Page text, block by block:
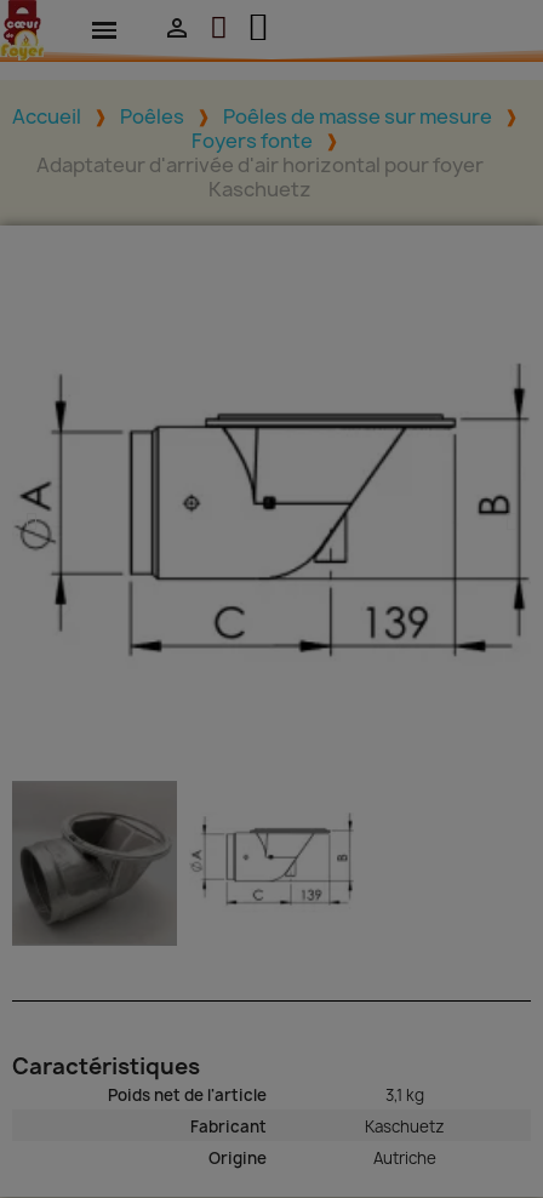

Accueil Poêles
Poêles de masse sur mesure
Foyers fonte
Adaptateur d'arrivée d'air horizontal pour foyer
Kaschuetz
Caractéristiques
Poids net de l'article
3,1 kg
Fabricant
Kaschuetz
Origine
Autriche